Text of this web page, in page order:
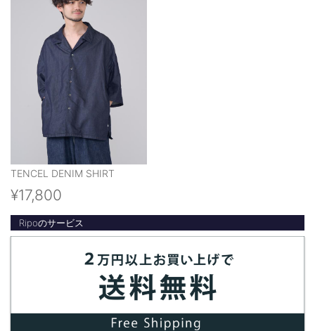
TENCEL DENIM SHIRT
¥17,800
Ripoのサービス